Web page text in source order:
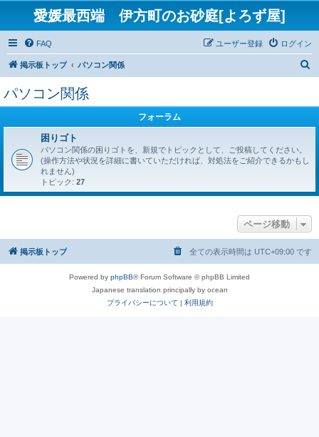
愛媛最西端 伊方町のお砂庭[よろず屋]
FAQ ログイン
ユーザー登録
掲示板トップ パソコン関係
パソコン関係
フォーラム
困りゴト
パソコン関係の困りゴトを、新規でトピックとして、ご投稿してください。
(操作方法や状況を詳細に書いていただければ、対処法をご紹介できるかもし
れません)
トピック: 27
ページ移動
掲示板トップ 全ての表示時間は UTC+09:00 です
Powered by phpBB® Forum Software © phpBB Limited
Japanese translation principally by ocean
プライバシーについて | 利用規約